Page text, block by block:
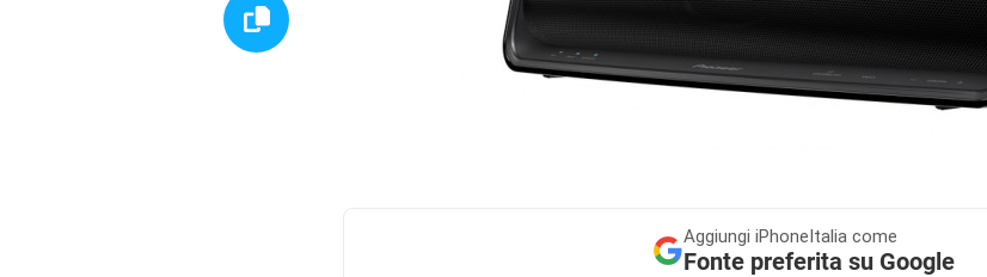
Aggiungi iPhoneItalia come
Fonte preferita su Google